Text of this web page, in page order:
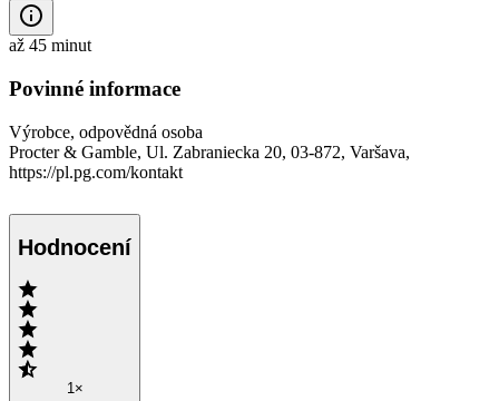
až 45 minut
Povinné informace
Výrobce, odpovědná osoba
Procter & Gamble, Ul. Zabraniecka 20, 03-872, Varšava,
https://pl.pg.com/kontakt
Hodnocení
1×